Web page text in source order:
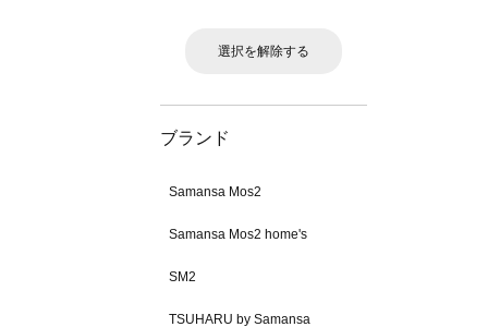
選択を解除する
ブランド
Samansa Mos2
Samansa Mos2 home's
SM2
TSUHARU by Samansa